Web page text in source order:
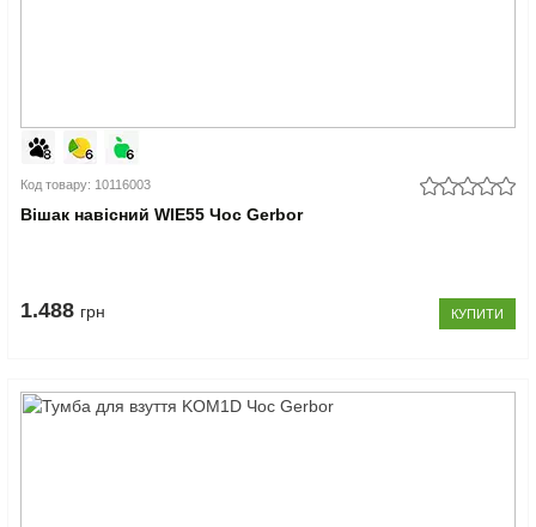
Код товару: 10116003
Вішак навісний WIE55 Чос Gerbor
1.488 грн КУПИТИ